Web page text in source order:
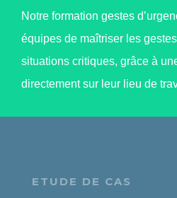
Notre formation gestes
équipes de maîtriser les
situations critiques, grâce à
directement sur leur lieu de
ETUDE DE CAS